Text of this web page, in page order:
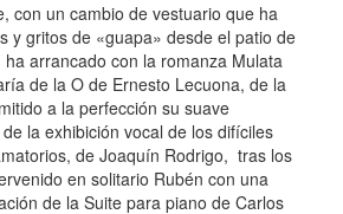
un cambio de vestuario que ha
y gritos de «guapa» desde el patio de
arrancado con la romanza Mulata
de la O de Ernesto Lecuona, de la
a la perfección su suave
la exhibición vocal de los difíciles
de Joaquín Rodrigo, tras los
en solitario Rubén con una
de la Suite para piano de Carlos